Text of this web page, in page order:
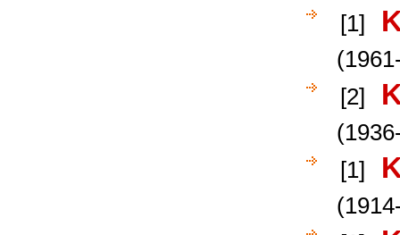
[1]
[2]
[1]